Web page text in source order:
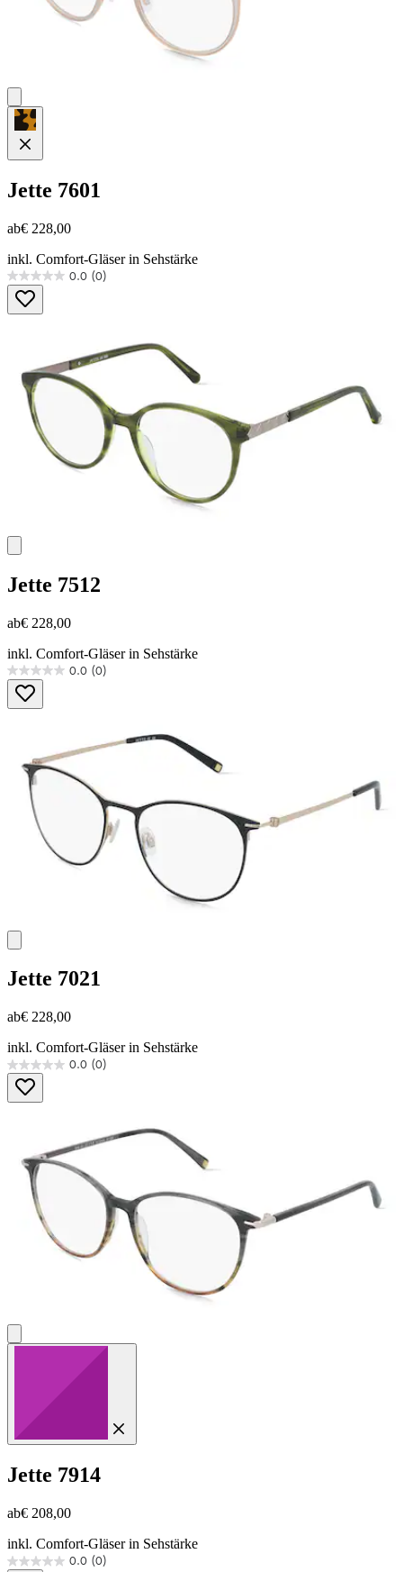
Jette 7601
ab€ 228,00
inkl. Comfort-Gläser in Sehstärke
0.0 (0)
0.0
von
5
Jette 7512
ab€ 228,00
inkl. Comfort-Gläser in Sehstärke
0.0 (0)
0.0
von
5
Jette 7021
ab€ 228,00
inkl. Comfort-Gläser in Sehstärke
0.0 (0)
0.0
von
5
Jette 7914
ab€ 208,00
inkl. Comfort-Gläser in Sehstärke
0.0 (0)
0.0